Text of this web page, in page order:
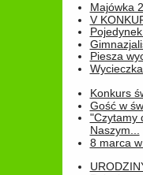
Majówka
V
Piesza
Konkurs
Gość w
"Czytamy
Naszym...
8 marca